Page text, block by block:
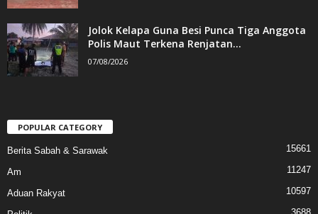
Jolok Kelapa Guna Besi Punca Tiga Anggota
Polis Maut Terkena Renjatan...
07/08/2026
POPULAR CATEGORY
Berita Sabah & Sarawak 15661
Am 11247
Aduan Rakyat 10597